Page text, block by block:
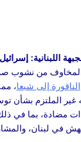
اللبنانية:
المخاوف من نشوب
الناقورة إلى شبعا،
الملتزم بشأن
مضادة، بما في
في لبنان،